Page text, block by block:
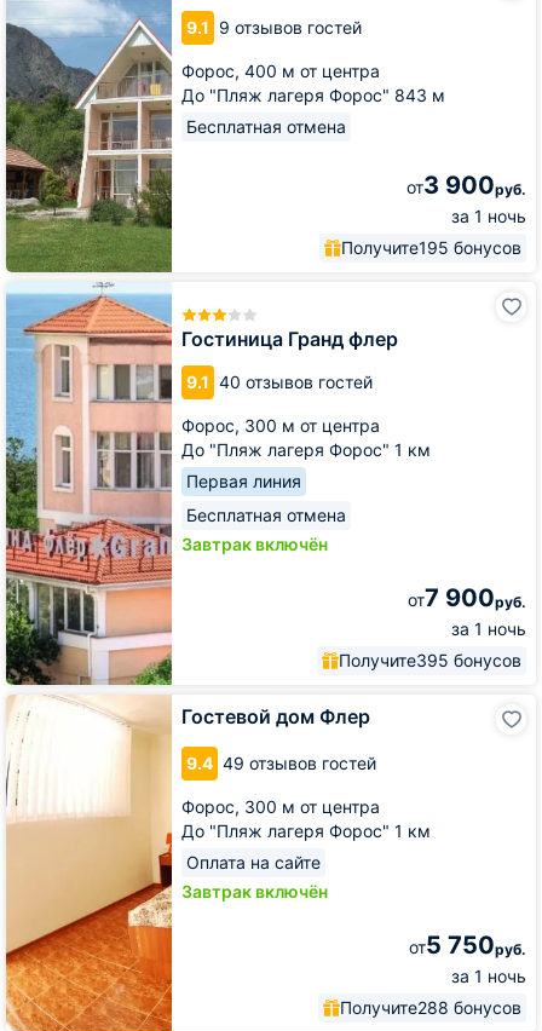
9.1 9 отзывов гостей
Форос, 400 м от центра
До "Пляж лагеря Форос" 843 м
Бесплатная отмена
от3 900руб.
за 1 ночь
Получите195 бонусов
Парковый
Гостиница Гранд флер
9.1 40 отзывов гостей
Форос, 300 м от центра
До "Пляж лагеря Форос" 1 км
Первая линия
Бесплатная отмена
Завтрак включён
от7 900руб.
за 1 ночь
Получите395 бонусов
Гостиница
флер
Гостевой дом Флер
9.4 49 отзывов гостей
Форос, 300 м от центра
До "Пляж лагеря Форос" 1 км
Оплата на сайте
Завтрак включён
от5 750руб.
за 1 ночь
Получите288 бонусов
Гостевой
дом
Флер